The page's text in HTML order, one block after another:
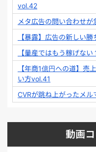
vol.42
メタ広告の問い合わせ
【暴露】広告の新しい
【量産ではもう稼げな
【年商1億円への道】売
い方vol.41
CVRが跳ね上がったメ
動画